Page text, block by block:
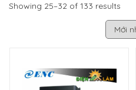
Showing 25–32 of 133 results